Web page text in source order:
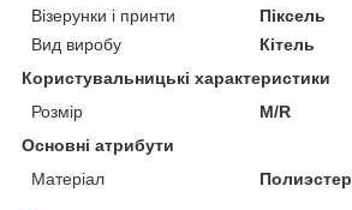
Візерунки і принти
Піксель
Вид виробу
Кітель
Користувальницькі характеристики
Розмір
M/R
Основні атрибути
Матеріал
Полиэстер